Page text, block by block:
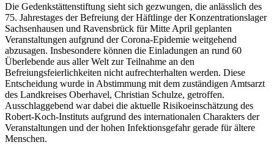
Die Gedenkstättenstiftung sieht sich gezwungen, die anlässlich des
75. Jahrestages der Befreiung der Häftlinge der Konzentrationslager
Sachsenhausen und Ravensbrück für Mitte April geplanten
Veranstaltungen aufgrund der Corona-Epidemie weitgehend
abzusagen. Insbesondere können die Einladungen an rund 60
Überlebende aus aller Welt zur Teilnahme an den
Befreiungsfeierlichkeiten nicht aufrechterhalten werden. Diese
Entscheidung wurde in Abstimmung mit dem zuständigen Amtsarzt
des Landkreises Oberhavel, Christian Schulze, getroffen.
Ausschlaggebend war dabei die aktuelle Risikoeinschätzung des
Robert-Koch-Instituts aufgrund des internationalen Charakters der
Veranstaltungen und der hohen Infektionsgefahr gerade für ältere
Menschen.